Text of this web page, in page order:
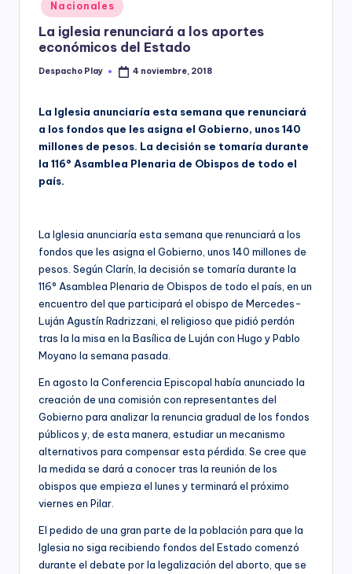
y
in
Nacionales
La iglesia renunciará a los aportes
económicos del Estado
Posted
Despacho Play 4 noviembre, 2018
La Iglesia anunciaría esta semana que renunciará
a los fondos que les asigna el Gobierno, unos 140
millones de pesos. La decisión se tomaría durante
la 116° Asamblea Plenaria de Obispos de todo el
país.
La Iglesia anunciaría esta semana que renunciará a los
fondos que les asigna el Gobierno, unos 140 millones de
pesos. Según Clarín, la decisión se tomaría durante la
116° Asamblea Plenaria de Obispos de todo el país, en un
encuentro del que participará el obispo de Mercedes-
Luján Agustín Radrizzani, el religioso que pidió perdón
tras la la misa en la Basílica de Luján con Hugo y Pablo
Moyano la semana pasada.
En agosto la Conferencia Episcopal había anunciado la
creación de una comisión con representantes del
Gobierno para analizar la renuncia gradual de los fondos
públicos y, de esta manera, estudiar un mecanismo
alternativos para compensar esta pérdida. Se cree que
la medida se dará a conocer tras la reunión de los
obispos que empieza el lunes y terminará el próximo
viernes en Pilar.
El pedido de una gran parte de la población para que la
Iglesia no siga recibiendo fondos del Estado comenzó
durante el debate por la legalización del aborto, que se